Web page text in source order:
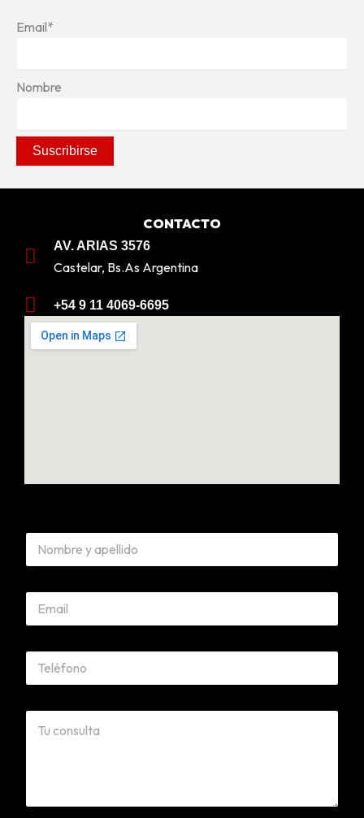
Email*
Nombre
CONTACTO
AV. ARIAS 3576
Castelar, Bs.As Argentina
+54 9 11 4069-6695